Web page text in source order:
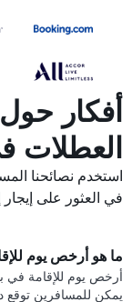
أفكار
العطلات
في العثور على
ما هو أرخص يوم
يمكن للمسافرين